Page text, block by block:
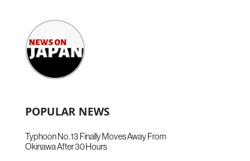
POPULAR NEWS
Typhoon No. 13 Finally Moves Away From
Okinawa After 30 Hours